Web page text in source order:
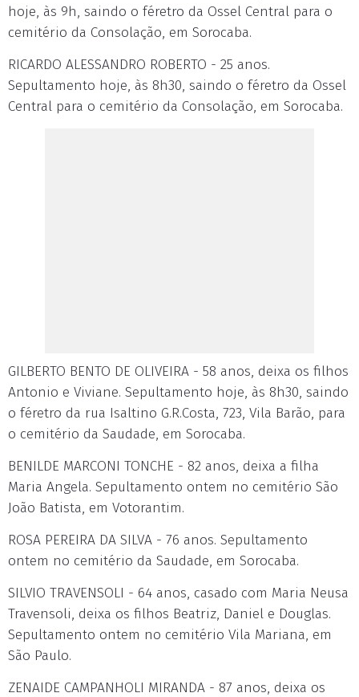
hoje, às 9h, saindo o féretro da Ossel Central para o
cemitério da Consolação, em Sorocaba.
RICARDO ALESSANDRO ROBERTO - 25 anos.
Sepultamento hoje, às 8h30, saindo o féretro da Ossel
Central para o cemitério da Consolação, em Sorocaba.
GILBERTO BENTO DE OLIVEIRA - 58 anos, deixa os filhos
Antonio e Viviane. Sepultamento hoje, às 8h30, saindo
o féretro da rua Isaltino G.R.Costa, 723, Vila Barão, para
o cemitério da Saudade, em Sorocaba.
BENILDE MARCONI TONCHE - 82 anos, deixa a filha
Maria Angela. Sepultamento ontem no cemitério São
João Batista, em Votorantim.
ROSA PEREIRA DA SILVA - 76 anos. Sepultamento
ontem no cemitério da Saudade, em Sorocaba.
SILVIO TRAVENSOLI - 64 anos, casado com Maria Neusa
Travensoli, deixa os filhos Beatriz, Daniel e Douglas.
Sepultamento ontem no cemitério Vila Mariana, em
São Paulo.
ZENAIDE CAMPANHOLI MIRANDA - 87 anos, deixa os